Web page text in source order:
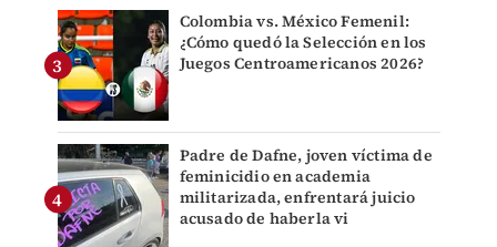
Colombia vs. México Femenil:
¿Cómo quedó la Selección en los
Juegos Centroamericanos 2026?
Padre de Dafne, joven víctima de
feminicidio en academia
militarizada, enfrentará juicio
acusado de haberla vi